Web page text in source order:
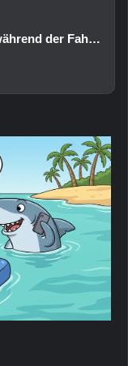
Audi A1 gerät während der Fahrt in Brand